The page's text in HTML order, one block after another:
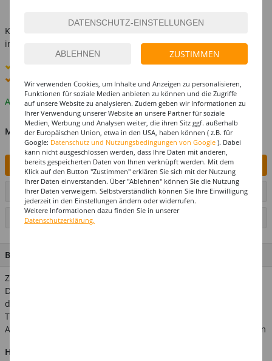
Kostenlose Lieferung ab
innerhalb Deutschlands -
8. - 10. August
Premium
-Lieferung verfügbar
Auf Lager
MENGE
IN DEN WARENKORB
ARTIKEL AUF WUNSCHLISTE SETZEN
BESCHREIBUNG
Zur perfekten Hochzeitsfeier gehört natürlich auch die richtige
Deko. Nicht nur auf den Tischen sondern auch am Haus darf
die entsprechende Dekoration nicht fehlen. Mit diesem Party-
Tape haben Sie die Möglichkeit den Raum oder den
Außenbereich festlich zu schmücken. Inhalt: 1 Stück Maße: 15m
Hinweis:
ZUSTIMMEN
Wir verwenden Cookies, um Inhalte und Anzeigen zu personalisieren,
Funktionen für soziale Medien anbieten zu können und die Zugriffe
auf unsere Website zu analysieren. Zudem geben wir Informationen zu
Ihrer Verwendung unserer Website an unsere Partner für soziale
Medien, Werbung und Analysen weiter, die ihren Sitz ggf. außerhalb
der Europäischen Union, etwa in den USA, haben können ( z.B. für
Google: Datenschutz und Nutzungsbedingungen von Google ). Dabei
kann nicht ausgeschlossen werden, dass Ihre Daten mit anderen,
bereits gespeicherten Daten von Ihnen verknüpft werden. Mit dem
Klick auf den Button "Zustimmen" erklären Sie sich mit der Nutzung
Ihrer Daten einverstanden. Über "Ablehnen" können Sie die Nutzung
Ihrer Daten verweigern. Selbstverständlich können Sie Ihre Einwilligung
jederzeit in den Einstellungen ändern oder widerrufen.
Weitere Informationen dazu finden Sie in unserer
Datenschutzerklärung.